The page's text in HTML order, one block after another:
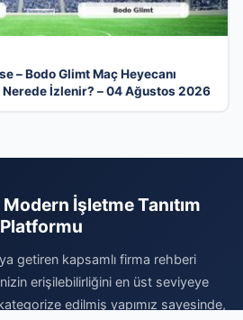
– Bodo Glimt Maç Heyecanı
Nerede İzlenir? – 04 Ağustos 2026
İşletme Tanıtım
Platformu
getiren kapsamlı firma rehberi
erişilebilirliğini en üst seviyeye
edilmiş yapımız sayesinde,